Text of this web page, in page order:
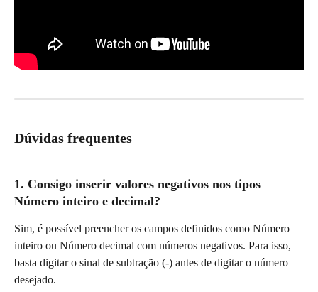
Dúvidas frequentes
1. Consigo inserir valores negativos nos tipos
Número inteiro e decimal?
Sim, é possível preencher os campos definidos como Número
inteiro ou Número decimal com números negativos. Para isso,
basta digitar o sinal de subtração (-) antes de digitar o número
desejado.